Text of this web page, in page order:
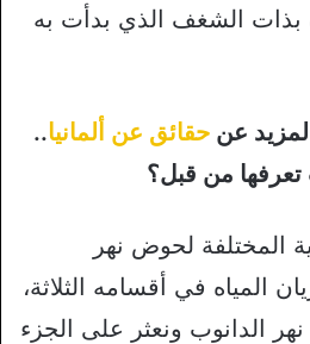
بذات الشغف الذي بدأت به
عن حقائق عن ألمانيا..
من قبل؟
المختلفة لحوض نهر
المياه في أقسامه الثلاثة،
الدانوب ونعثر على الجزء